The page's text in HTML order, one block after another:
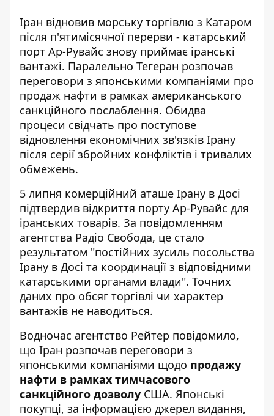
Іран відновив морську торгівлю з Катаром
після п'ятимісячної перерви - катарський
порт Ар-Рувайс знову приймає іранські
вантажі. Паралельно Тегеран розпочав
переговори з японськими компаніями про
продаж нафти в рамках американського
санкційного послаблення. Обидва
процеси свідчать про поступове
відновлення економічних зв'язків Ірану
після серії збройних конфліктів і тривалих
обмежень.
5 липня комерційний аташе Ірану в Досі
підтвердив відкриття порту Ар-Рувайс для
іранських товарів. За повідомленням
агентства Радіо Свобода, це стало
результатом "постійних зусиль посольства
Ірану в Досі та координації з відповідними
катарськими органами влади". Точних
даних про обсяг торгівлі чи характер
вантажів не наводиться.
Водночас агентство Рейтер повідомило,
що Іран розпочав переговори з
японськими компаніями щодо продажу
нафти в рамках тимчасового
санкційного дозволу США. Японські
покупці, за інформацією джерел видання,